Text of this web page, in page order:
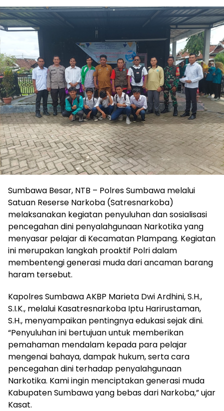
Sumbawa Besar, NTB – Polres Sumbawa melalui
Satuan Reserse Narkoba (Satresnarkoba)
melaksanakan kegiatan penyuluhan dan sosialisasi
pencegahan dini penyalahgunaan Narkotika yang
menyasar pelajar di Kecamatan Plampang. Kegiatan
ini merupakan langkah proaktif Polri dalam
membentengi generasi muda dari ancaman barang
haram tersebut.
Kapolres Sumbawa AKBP Marieta Dwi Ardhini, S.H.,
S.I.K., melalui Kasatresnarkoba Iptu Harirustaman,
S.H., menyampaikan pentingnya edukasi sejak dini.
“Penyuluhan ini bertujuan untuk memberikan
pemahaman mendalam kepada para pelajar
mengenai bahaya, dampak hukum, serta cara
pencegahan dini terhadap penyalahgunaan
Narkotika. Kami ingin menciptakan generasi muda
Kabupaten Sumbawa yang bebas dari Narkoba,” ujar
Kasat.